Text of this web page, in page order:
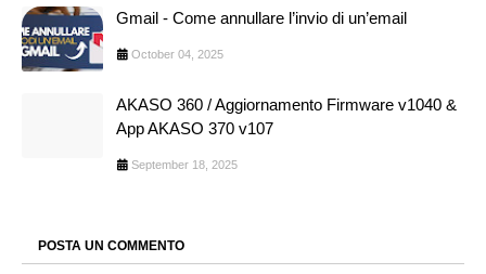
Gmail - Come annullare l’invio di un’email
October 04, 2025
AKASO 360 / Aggiornamento Firmware v1040 &
App AKASO 370 v107
September 18, 2025
POSTA UN COMMENTO